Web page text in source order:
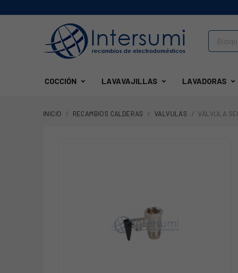
COCCIÓN LAVAVAJILLAS LAVADORAS
INICIO RECAMBIOS CALDERAS VALVULAS VÁLVULA